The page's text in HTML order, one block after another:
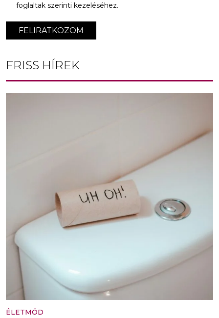
FELIRATKOZOM
foglaltak szerinti kezeléséhez.
FRISS HÍREK
ÉLETMÓD